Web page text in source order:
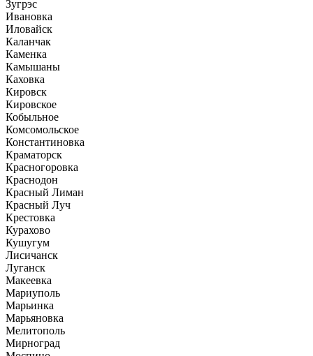
Зугрэс
Ивановка
Иловайск
Каланчак
Каменка
Камышаны
Каховка
Кировск
Кировское
Кобыльное
Комсомольское
Константиновка
Краматорск
Красногоровка
Краснодон
Красный Лиман
Красный Луч
Крестовка
Курахово
Кушугум
Лисичанск
Луганск
Макеевка
Мариуполь
Марьинка
Марьяновка
Мелитополь
Мирноград